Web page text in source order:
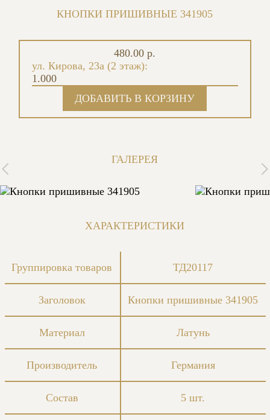
КНОПКИ ПРИШИВНЫЕ 341905
ул. Кирова, 23а (2 этаж):
1.000
480.00 р.
ГАЛЕРЕЯ
ХАРАКТЕРИСТИКИ
Группировка товаров ТД20117
Заголовок Кнопки пришивные 341905
Материал Латунь
Производитель Германия
Состав 5 шт.